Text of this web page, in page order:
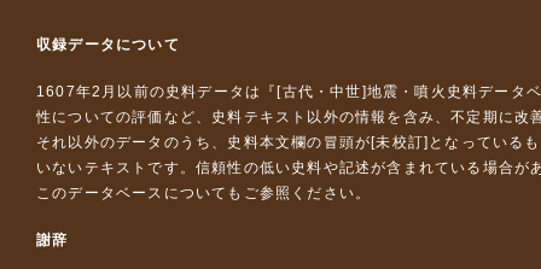
収録データについて
1607年2月以前の史料データは『 [古代・中世]地震・噴火史料データ
性についての評価など、史料テキスト以外の情報を含み、不定期に改
それ以外のデータのうち、史料本文欄の冒頭が[未校訂]となっている
いないテキストです。信頼性の低い史料や記述が含まれている場合が
このデータベースについて もご参照ください。
謝辞